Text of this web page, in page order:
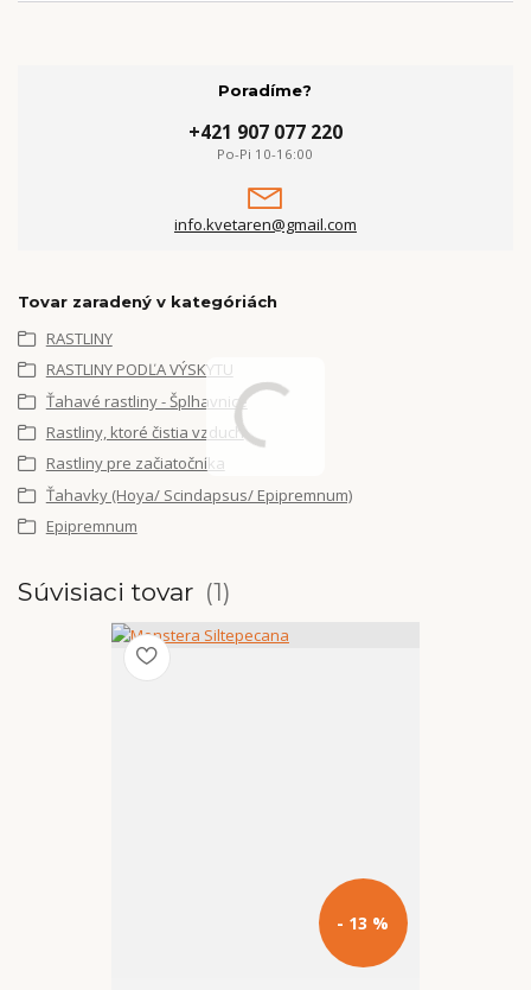
Poradíme?
+421 907 077 220
Po-Pi 10-16:00
info.kvetaren@gmail.com
Tovar zaradený v kategóriách
RASTLINY
RASTLINY PODĽA VÝSKYTU
Ťahavé rastliny - Šplhavnice
Rastliny, ktoré čistia vzduch
Rastliny pre začiatočníka
Ťahavky (Hoya/ Scindapsus/ Epipremnum)
Epipremnum
Súvisiaci tovar 1
- 13 %